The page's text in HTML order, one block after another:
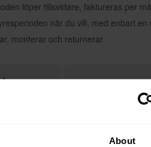
About
löper tillsvidare, faktureras per
när du vill, med enbart
monterar och returnerar
Vi sköter